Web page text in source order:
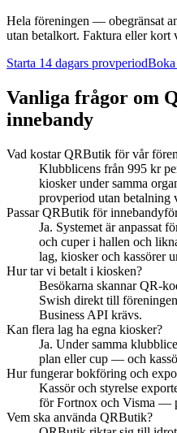
Hela föreningen — obegränsat
utan betalkort. Faktura eller kort
Starta 14 dagars provperiod
Vanliga frågor om
innebandy
Vad kostar QRButik för vår
Klubblicens från 995 kr
kiosker under samma
provperiod utan betalning
Passar QRButik för
Ja. Systemet är anpassat
och cuper i hallen och
lag, kiosker och kassörer
Hur tar vi betalt i kiosken?
Besökarna skannar QR-
Swish direkt till
Business API krävs.
Kan flera lag ha egna kiosker?
Ja. Under samma
plan eller cup — och
Hur fungerar bokföring och
Kassör och styrelse
för Fortnox och Visma —
Vem ska använda QRButik?